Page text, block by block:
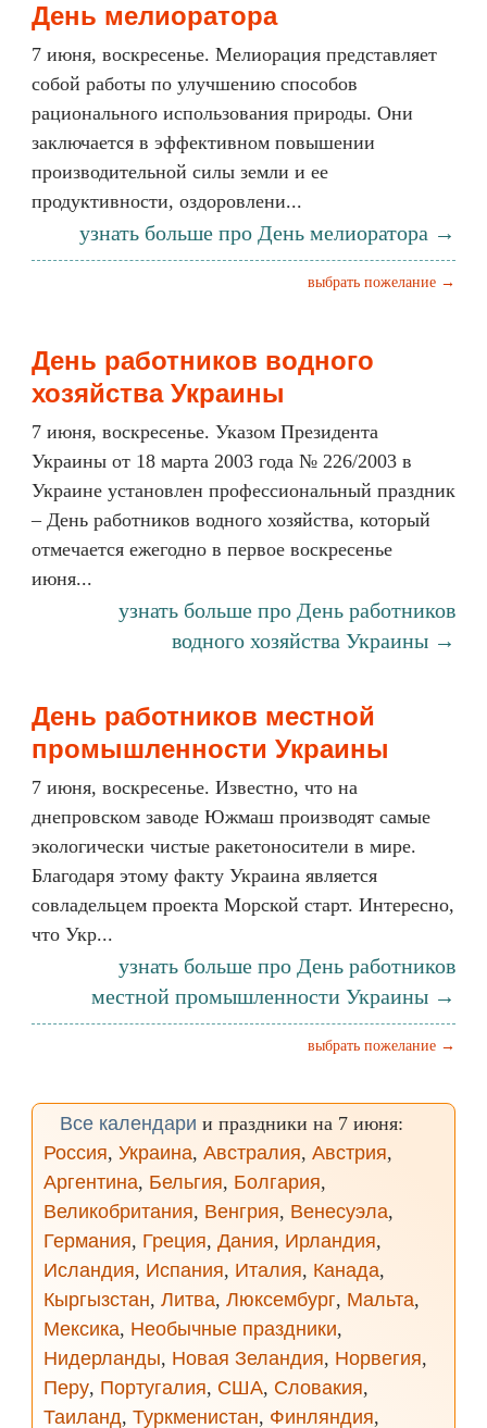
День мелиоратора
7 июня, воскресенье. Мелиорация представляет
собой работы по улучшению способов
рационального использования природы. Они
заключается в эффективном повышении
производительной силы земли и ее
продуктивности, оздоровлени...
узнать больше про День мелиоратора →
выбрать пожелание →
День работников водного
хозяйства Украины
7 июня, воскресенье. Указом Президента
Украины от 18 марта 2003 года № 226/2003 в
Украине установлен профессиональный праздник
– День работников водного хозяйства, который
отмечается ежегодно в первое воскресенье
июня...
узнать больше про День работников
водного хозяйства Украины →
День работников местной
промышленности Украины
7 июня, воскресенье. Известно, что на
днепровском заводе Южмаш производят самые
экологически чистые ракетоносители в мире.
Благодаря этому факту Украина является
совладельцем проекта Морской старт. Интересно,
что Укр...
узнать больше про День работников
местной промышленности Украины →
выбрать пожелание →
Все календари и праздники на 7 июня:
Россия, Украина, Австралия, Австрия,
Аргентина, Бельгия, Болгария,
Великобритания, Венгрия, Венесуэла,
Германия, Греция, Дания, Ирландия,
Исландия, Испания, Италия, Канада,
Кыргызстан, Литва, Люксембург, Мальта,
Мексика, Необычные праздники,
Нидерланды, Новая Зеландия, Норвегия,
Перу, Португалия, США, Словакия,
Таиланд, Туркменистан, Финляндия,